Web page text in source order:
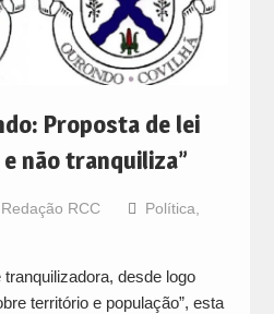
Proposta de lei
não tranquiliza”
Redação RCC Política
desde logo
território e população”, esta